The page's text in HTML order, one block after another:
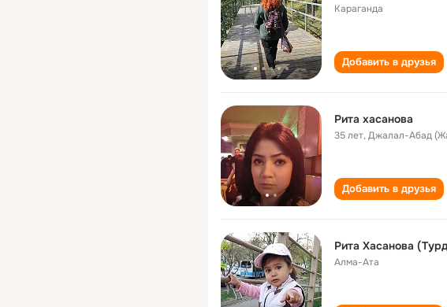
Караганда
Добавить в друзья
Рита хасанова
35 лет,Джалал-Абад
Добавить в друзья
Рита Хасанова
Алма-Ата